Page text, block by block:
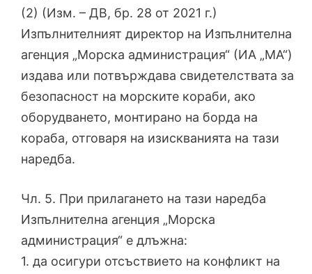
(2) (Изм. – ДВ, бр. 28 от 2021 г.)
Изпълнителният директор на Изпълнителна
агенция „Морска администрация“ (ИА „МА“)
издава или потвърждава свидетелствата за
безопасност на морските кораби, ако
оборудването, монтирано на борда на
кораба, отговаря на изискванията на тази
наредба.
Чл. 5. При прилагането на тази наредба
Изпълнителна агенция „Морска
администрация“ е длъжна:
1. да осигури отсъствието на конфликт на